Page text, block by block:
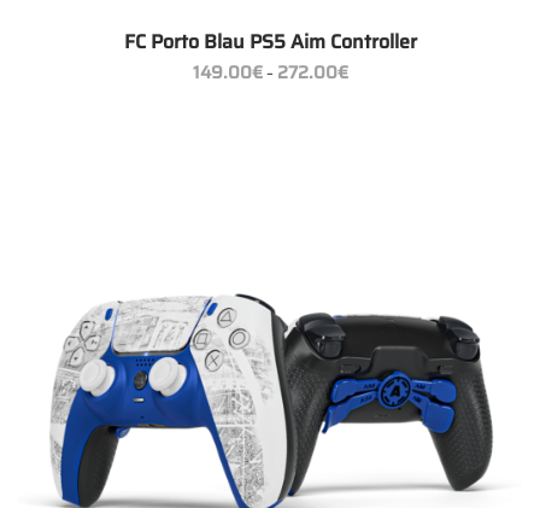
FC Porto Blau PS5 Aim Controller
149.00€– 272.00€Preisspanne:
149.00€